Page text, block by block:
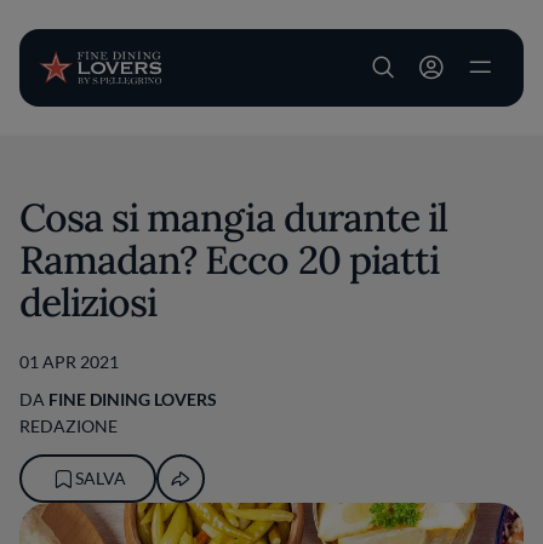
User account
Cosa si mangia durante il
Ramadan? Ecco 20 piatti
deliziosi
01 APR 2021
DA FINE DINING LOVERS
REDAZIONE
SALVA